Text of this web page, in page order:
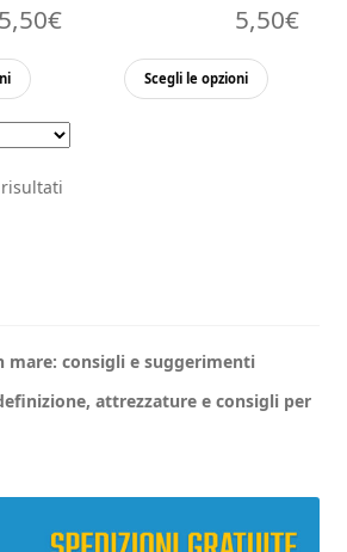
5,50€
Questo
ha
varianti.
nella
pagina
5,50€
Scegli le opzioni
Questo
pagina
mare: consigli e suggerimenti
attrezzature e consigli per